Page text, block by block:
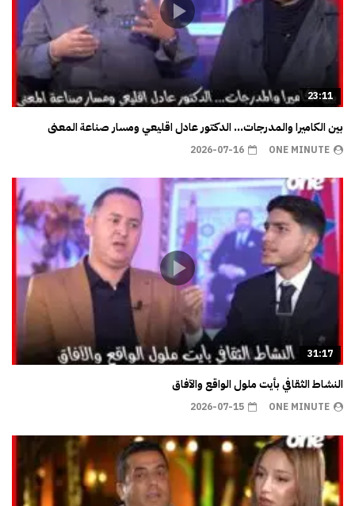
23:11
بين الكاميرا والمدرجات… الدكتور عادل اقليعي ومسار صناعة المعنى
ONE MINUTE
2026-07-16
31:17
النشاط الثقافي بأيت ملول الواقع والآفاق
ONE MINUTE
2026-07-15